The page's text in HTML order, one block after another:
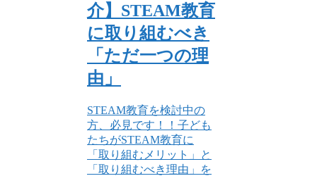
介】STEAM教育
に取り組むべき
「ただ一つの理
由」
STEAM教育を検討中の
方、必見です！！子ども
たちがSTEAM教育に
「取り組むメリット」と
「取り組むべき理由」を